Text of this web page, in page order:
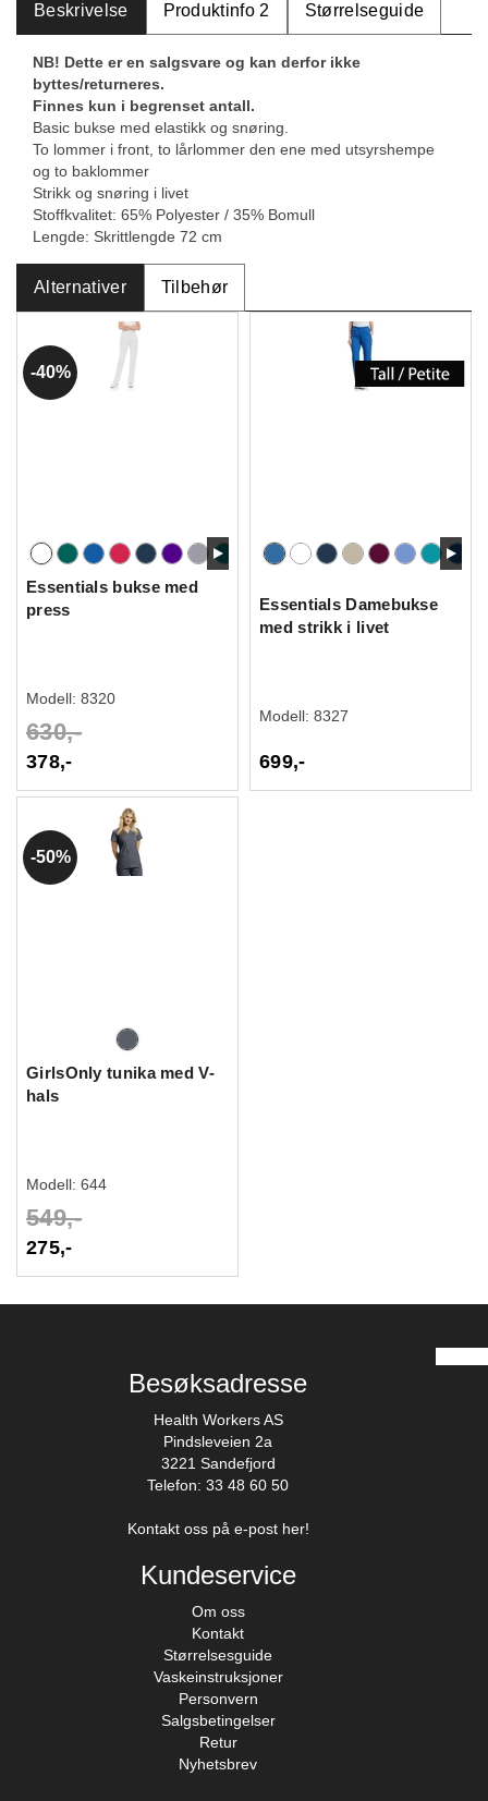
Beskrivelse Produktinfo 2 Størrelseguide
NB! Dette er en salgsvare og kan derfor ikke
byttes/returneres.
Finnes kun i begrenset antall.
Basic bukse med elastikk og snøring.
To lommer i front, to lårlommer den ene med utsyrshempe
og to baklommer
Strikk og snøring i livet
Stoffkvalitet: 65% Polyester / 35% Bomull
Lengde: Skrittlengde 72 cm
Alternativer Tilbehør
40%
Essentials bukse med
press
Modell: 8320
630,-
378,-
Essentials Damebukse
med strikk i livet
Modell: 8327
699,-
50%
GirlsOnly tunika med V-
hals
Modell: 644
549,-
275,-
Besøksadresse
Health Workers AS
Pindsleveien 2a
3221 Sandefjord
Telefon: 33 48 60 50
Kontakt oss på e-post her!
Kundeservice
Om oss
Kontakt
Størrelsesguide
Vaskeinstruksjoner
Personvern
Salgsbetingelser
Retur
Nyhetsbrev